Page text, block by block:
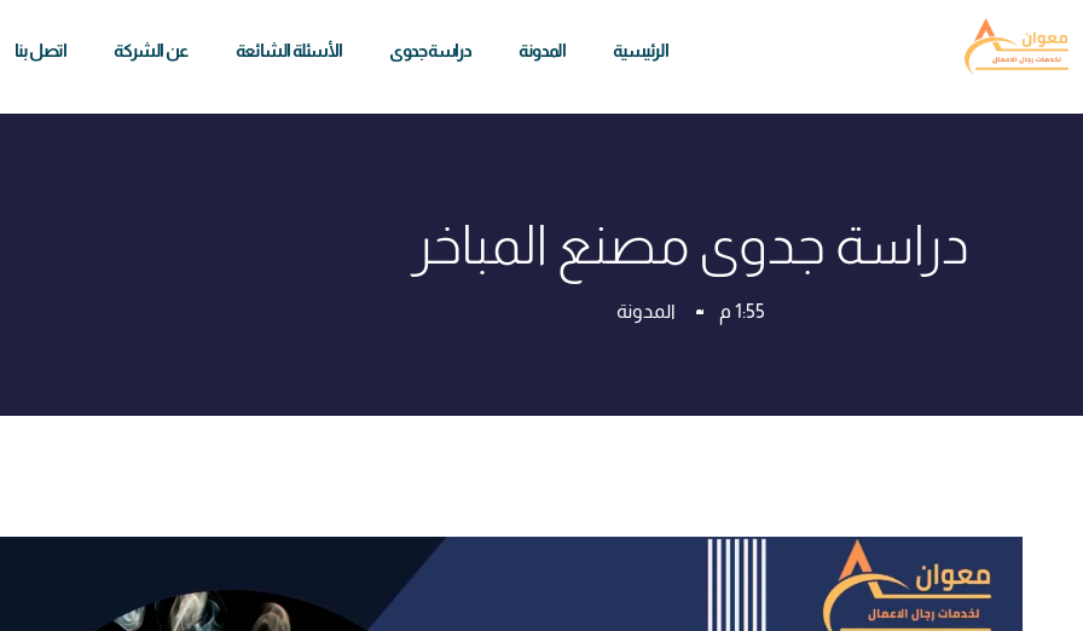
الرئيسية المدونة دراسة جدوى الأسئلة الشائعة عن الشركة اتصل بنا
دراسة جدوى مصنع المباخر
1:55 م المدونة